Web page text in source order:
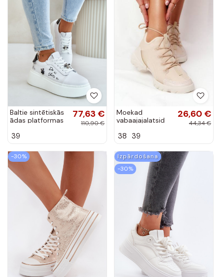
Baltie sintētiskās
ādas platformas
noņemamiem
89102
77,63 €
110,90 €
39
Moekad
vabaajajalatsid
This Way
26,60 €
44,34 €
38 39
-30%
Izpārdošana
-30%